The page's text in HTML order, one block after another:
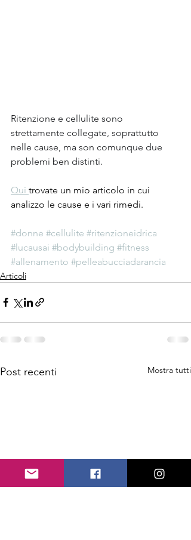
Ritenzione e cellulite sono
strettamente collegate, soprattutto
nelle cause, ma son comunque due
problemi ben distinti.
Qui trovate un mio articolo in cui
analizzo le cause e i vari rimedi.
#donne #cellulite #ritenzioneidrica
#lucausai #bodybuilding #fitness
#allenamento #pelleabucciadarancia
Articoli
Post recenti Mostra tutti